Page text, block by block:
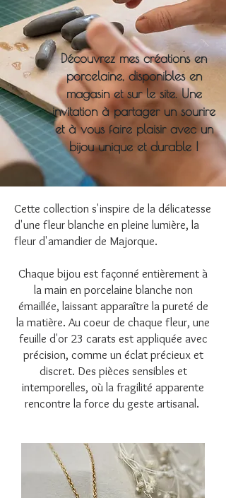
Découvrez mes créations en
porcelaine, disponibles en
magasin et sur le site. Une
invitation à partager un sourire
et à vous faire plaisir avec un
bijou unique et durable !
Cette collection s'inspire de la délicatesse
d'une fleur blanche en pleine lumière, la
fleur d'amandier de Majorque.
Chaque bijou est façonné entièrement à
la main en porcelaine blanche non
émaillée, laissant apparaître la pureté de
la matière. Au coeur de chaque fleur, une
feuille d'or 23 carats est appliquée avec
précision, comme un éclat précieux et
discret. Des pièces sensibles et
intemporelles, où la fragilité apparente
rencontre la force du geste artisanal.